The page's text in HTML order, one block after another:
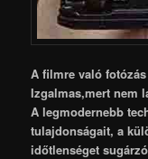
A filmre való
Izgalmas,mert nem
A legmodernebb
tulajdonságait, a
időtlenséget